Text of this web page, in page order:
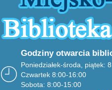
Godziny otwarcia
Poniedziałek-środa, piątek:
Czwartek 8:00-16:00
Sobota: 8:00-15:00